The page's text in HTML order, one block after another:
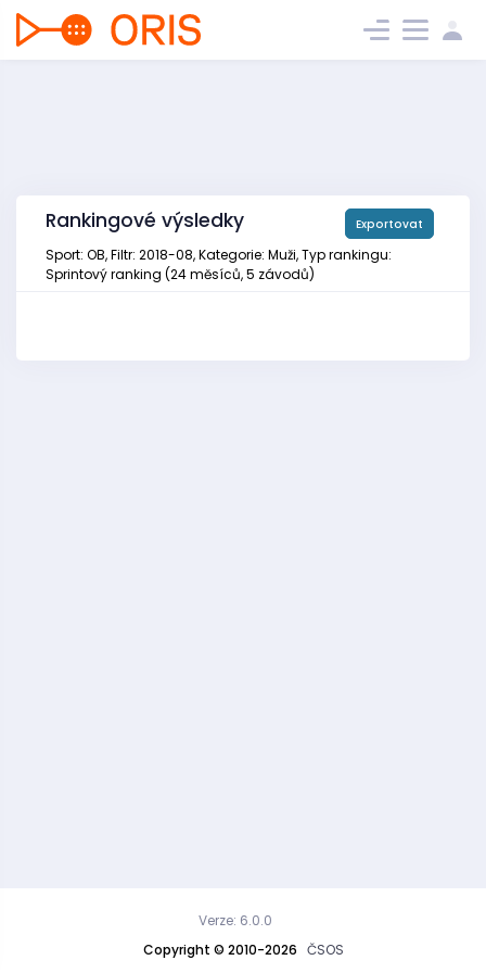
Rankingové výsledky Exportovat
Sport: OB, Filtr: 2018-08, Kategorie: Muži, Typ rankingu:
Sprintový ranking (24 měsíců, 5 závodů)
Copyright © 2010-2026 ČSOS
Verze: 6.0.0